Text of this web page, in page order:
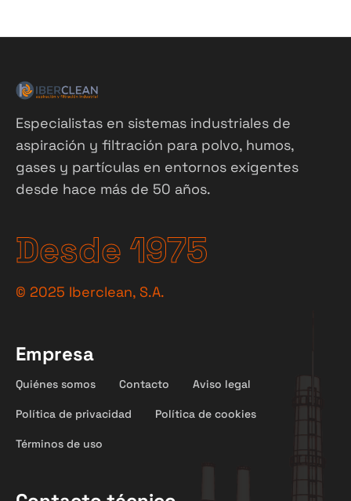
Especialistas en sistemas industriales de
aspiración y filtración para polvo, humos,
gases y partículas en entornos exigentes
desde hace más de 50 años.
Desde 1975
© 2025 Iberclean, S.A.
Empresa
Quiénes somos Contacto Aviso legal
Política de privacidad Política de cookies
Términos de uso